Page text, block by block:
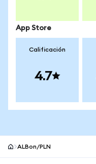
App Store
Calificación
4.7
ALBon/PLN